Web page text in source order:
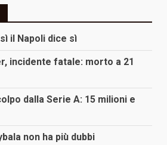
il Napoli dice sì
incidente fatale: morto a 21
dalla Serie A: 15 milioni e
non ha più dubbi